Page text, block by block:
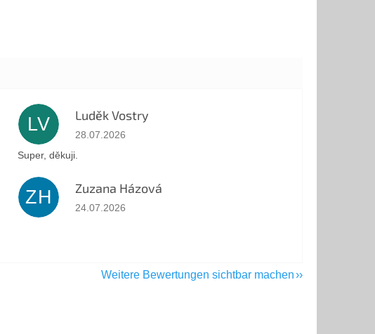
LV Luděk Vostry
Die Shop-Bewertung beträgt 5 von 5 Sternen.
28.07.2026
Super, děkuji.
ZH Zuzana Házová
Die Shop-Bewertung beträgt 5 von 5 Sternen.
24.07.2026
Weitere Bewertungen sichtbar machen